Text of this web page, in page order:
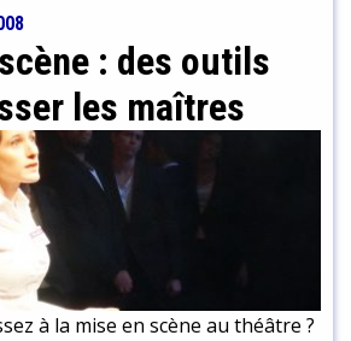
: des outils
les maîtres
à la mise en scène au théâtre ?